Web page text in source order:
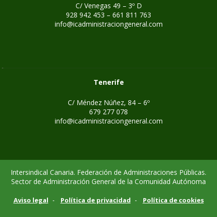
C/ Venegas 49 – 3º D
928 942 453 – 661 811 763
info@icadministraciongeneral.com
Tenerife
C/ Méndez Núñez, 84 – 6º
679 277 078
info@icadministraciongeneral.com
Intersindical Canaria. Federación de Administraciones Públicas.
Sector de Administración General de la Comunidad Autónoma
Aviso legal - Política de privacidad - Política de cookies